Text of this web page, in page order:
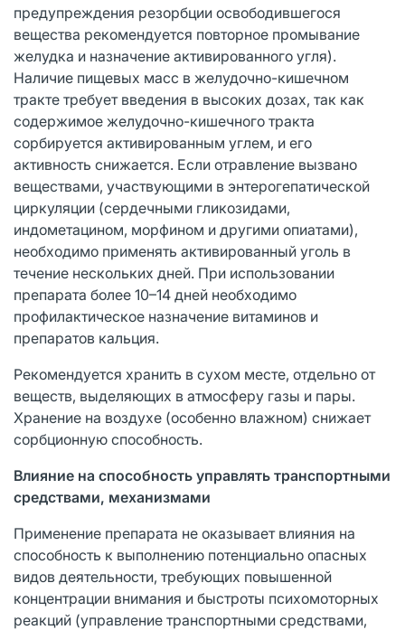
предупреждения резорбции освободившегося
вещества рекомендуется повторное промывание
желудка и назначение активированного угля).
Наличие пищевых масс в желудочно-кишечном
тракте требует введения в высоких дозах, так как
содержимое желудочно-кишечного тракта
сорбируется активированным углем, и его
активность снижается. Если отравление вызвано
веществами, участвующими в энтерогепатической
циркуляции (сердечными гликозидами,
индометацином, морфином и другими опиатами),
необходимо применять активированный уголь в
течение нескольких дней. При использовании
препарата более 10–14 дней необходимо
профилактическое назначение витаминов и
препаратов кальция.
Рекомендуется хранить в сухом месте, отдельно от
веществ, выделяющих в атмосферу газы и пары.
Хранение на воздухе (особенно влажном) снижает
сорбционную способность.
Влияние на способность управлять транспортными
средствами, механизмами
Применение препарата не оказывает влияния на
способность к выполнению потенциально опасных
видов деятельности, требующих повышенной
концентрации внимания и быстроты психомоторных
реакций (управление транспортными средствами,